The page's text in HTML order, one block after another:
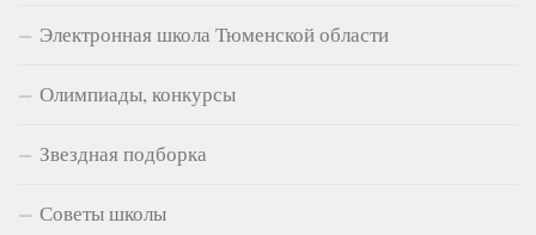
Электронная школа Тюменской области
Олимпиады, конкурсы
Звездная подборка
Советы школы